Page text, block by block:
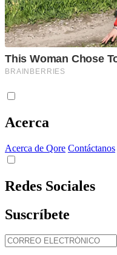
Acerca
Acerca de Qore Contáctanos
Redes Sociales
Suscríbete